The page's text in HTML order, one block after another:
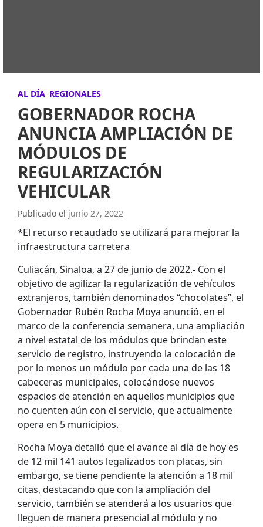
AL DÍA REGIONALES
GOBERNADOR ROCHA
ANUNCIA AMPLIACIÓN DE
MÓDULOS DE
REGULARIZACIÓN
VEHICULAR
Publicado el junio 27, 2022
*El recurso recaudado se utilizará para mejorar la
infraestructura carretera
Culiacán, Sinaloa, a 27 de junio de 2022.- Con el
objetivo de agilizar la regularización de vehículos
extranjeros, también denominados “chocolates”, el
Gobernador Rubén Rocha Moya anunció, en el
marco de la conferencia semanera, una ampliación
a nivel estatal de los módulos que brindan este
servicio de registro, instruyendo la colocación de
por lo menos un módulo por cada una de las 18
cabeceras municipales, colocándose nuevos
espacios de atención en aquellos municipios que
no cuenten aún con el servicio, que actualmente
opera en 5 municipios.
Rocha Moya detalló que el avance al día de hoy es
de 12 mil 141 autos legalizados con placas, sin
embargo, se tiene pendiente la atención a 18 mil
citas, destacando que con la ampliación del
servicio, también se atenderá a los usuarios que
lleguen de manera presencial al módulo y no